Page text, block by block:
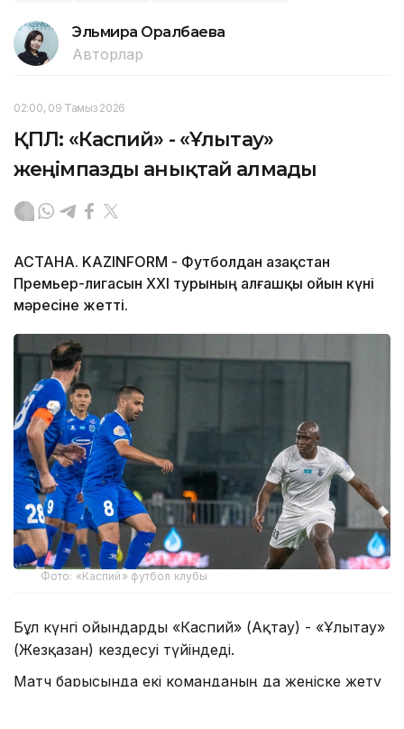
Эльмира Оралбаева
Авторлар
02:00, 09 Тамыз 2026
ҚПЛ: «Каспий» - «Ұлытау»
жеңімпазды анықтай алмады
АСТАНА. KAZINFORM - Футболдан Қазақстан
Премьер-лигасын ХХІ турының алғашқы ойын күні
мәресіне жетті.
Фото: «Каспий» футбол клубы
Бұл күнгі ойындарды «Каспий» (Ақтау) - «Ұлытау»
(Жезқазған) кездесуі түйіндеді.
Матч барысында екі команданың да жеңіске жету